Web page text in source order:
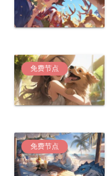
免费节点
免费节点